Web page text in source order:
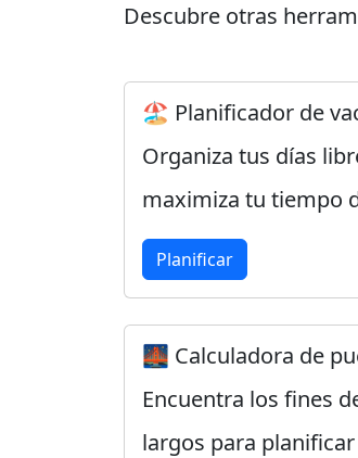
Descubre otras
🏖️ Planificador de
Organiza tus días
maximiza tu tiempo
Planificar
🌉 Calculadora de
Encuentra los fines
largos para